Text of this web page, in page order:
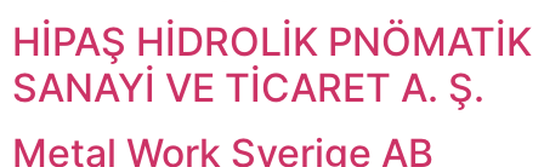
HİPAŞ HİDROLİK PNÖMATİK
SANAYİ VE TİCARET A. Ş.
Metal Work Sverige AB